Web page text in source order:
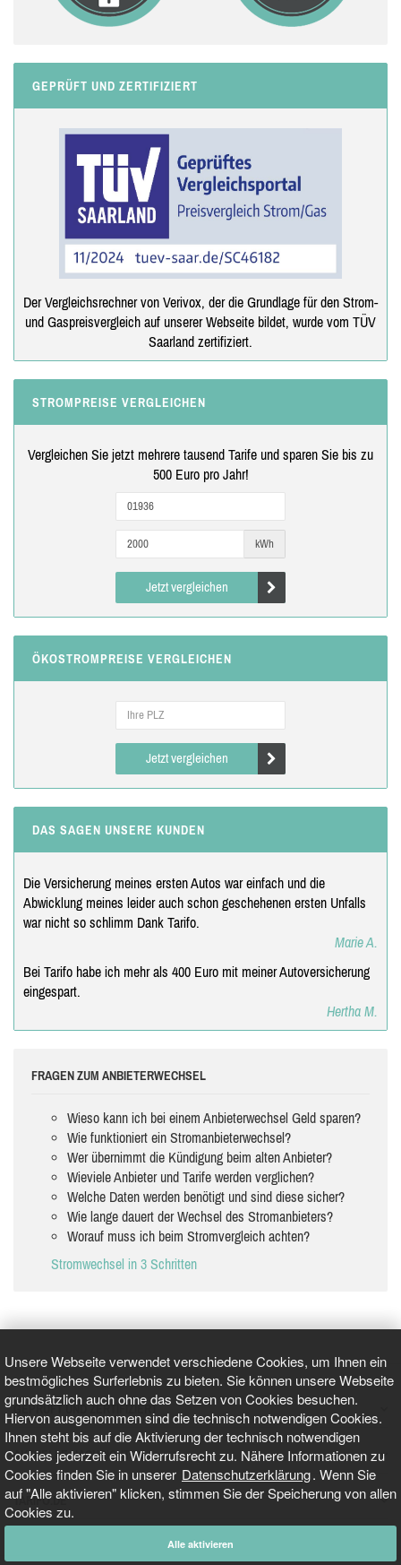
Unsere Webseite verwendet verschiedene Cookies, um Ihnen ein
bestmögliches Surferlebnis zu bieten. Sie können unsere Webseite
grundsätzlich auch ohne das Setzen von Cookies besuchen.
Hiervon ausgenommen sind die technisch notwendigen Cookies.
Ihnen steht bis auf die Aktivierung der technisch notwendigen
Cookies jederzeit ein Widerrufsrecht zu. Nähere Informationen zu
Cookies finden Sie in unserer Datenschutzerklärung. Wenn Sie
auf "Alle aktivieren" klicken, stimmen Sie der Speicherung von allen
Cookies zu.
Alle aktivieren
GEPRÜFT UND ZERTIFIZIERT
Der Vergleichsrechner von Verivox, der die Grundlage für den Strom-
und Gaspreisvergleich auf unserer Webseite bildet, wurde vom TÜV
Saarland zertifiziert.
STROMPREISE VERGLEICHEN
Vergleichen Sie jetzt mehrere tausend Tarife und sparen Sie bis zu
500 Euro pro Jahr!
kWh
Jetzt vergleichen
ÖKOSTROMPREISE VERGLEICHEN
Jetzt vergleichen
DAS SAGEN UNSERE KUNDEN
Die Versicherung meines ersten Autos war einfach und die
Abwicklung meines leider auch schon geschehenen ersten Unfalls
war nicht so schlimm Dank Tarifo.
Marie A.
Bei Tarifo habe ich mehr als 400 Euro mit meiner Autoversicherung
eingespart.
Hertha M.
FRAGEN ZUM ANBIETERWECHSEL
Wieso kann ich bei einem Anbieterwechsel Geld sparen?
Wie funktioniert ein Stromanbieterwechsel?
Wer übernimmt die Kündigung beim alten Anbieter?
Wieviele Anbieter und Tarife werden verglichen?
Welche Daten werden benötigt und sind diese sicher?
Wie lange dauert der Wechsel des Stromanbieters?
Worauf muss ich beim Stromvergleich achten?
Stromwechsel in 3 Schritten
GEPRÜFT UND ZERTIFIZIERT
AKTUELLE NACHRICHTEN
TARIFO.DE